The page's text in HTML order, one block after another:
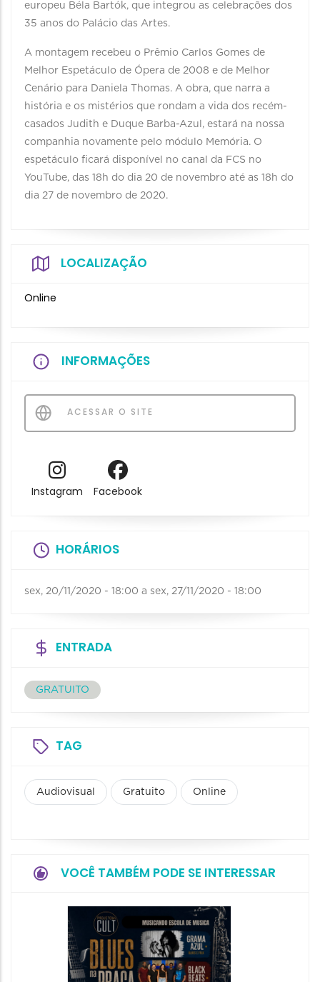
europeu Béla Bartók, que integrou as celebrações dos
35 anos do Palácio das Artes.
A montagem recebeu o Prêmio Carlos Gomes de
Melhor Espetáculo de Ópera de 2008 e de Melhor
Cenário para Daniela Thomas. A obra, que narra a
história e os mistérios que rondam a vida dos recém-
casados Judith e Duque Barba-Azul, estará na nossa
companhia novamente pelo módulo Memória. O
espetáculo ficará disponível no canal da FCS no
YouTube, das 18h do dia 20 de novembro até as 18h do
dia 27 de novembro de 2020.
LOCALIZAÇÃO
Online
INFORMAÇÕES
ACESSAR O SITE
Instagram Facebook
HORÁRIOS
sex, 20/11/2020 - 18:00 a sex, 27/11/2020 - 18:00
ENTRADA
GRATUITO
TAG
Audiovisual Gratuito Online
VOCÊ TAMBÉM PODE SE INTERESSAR